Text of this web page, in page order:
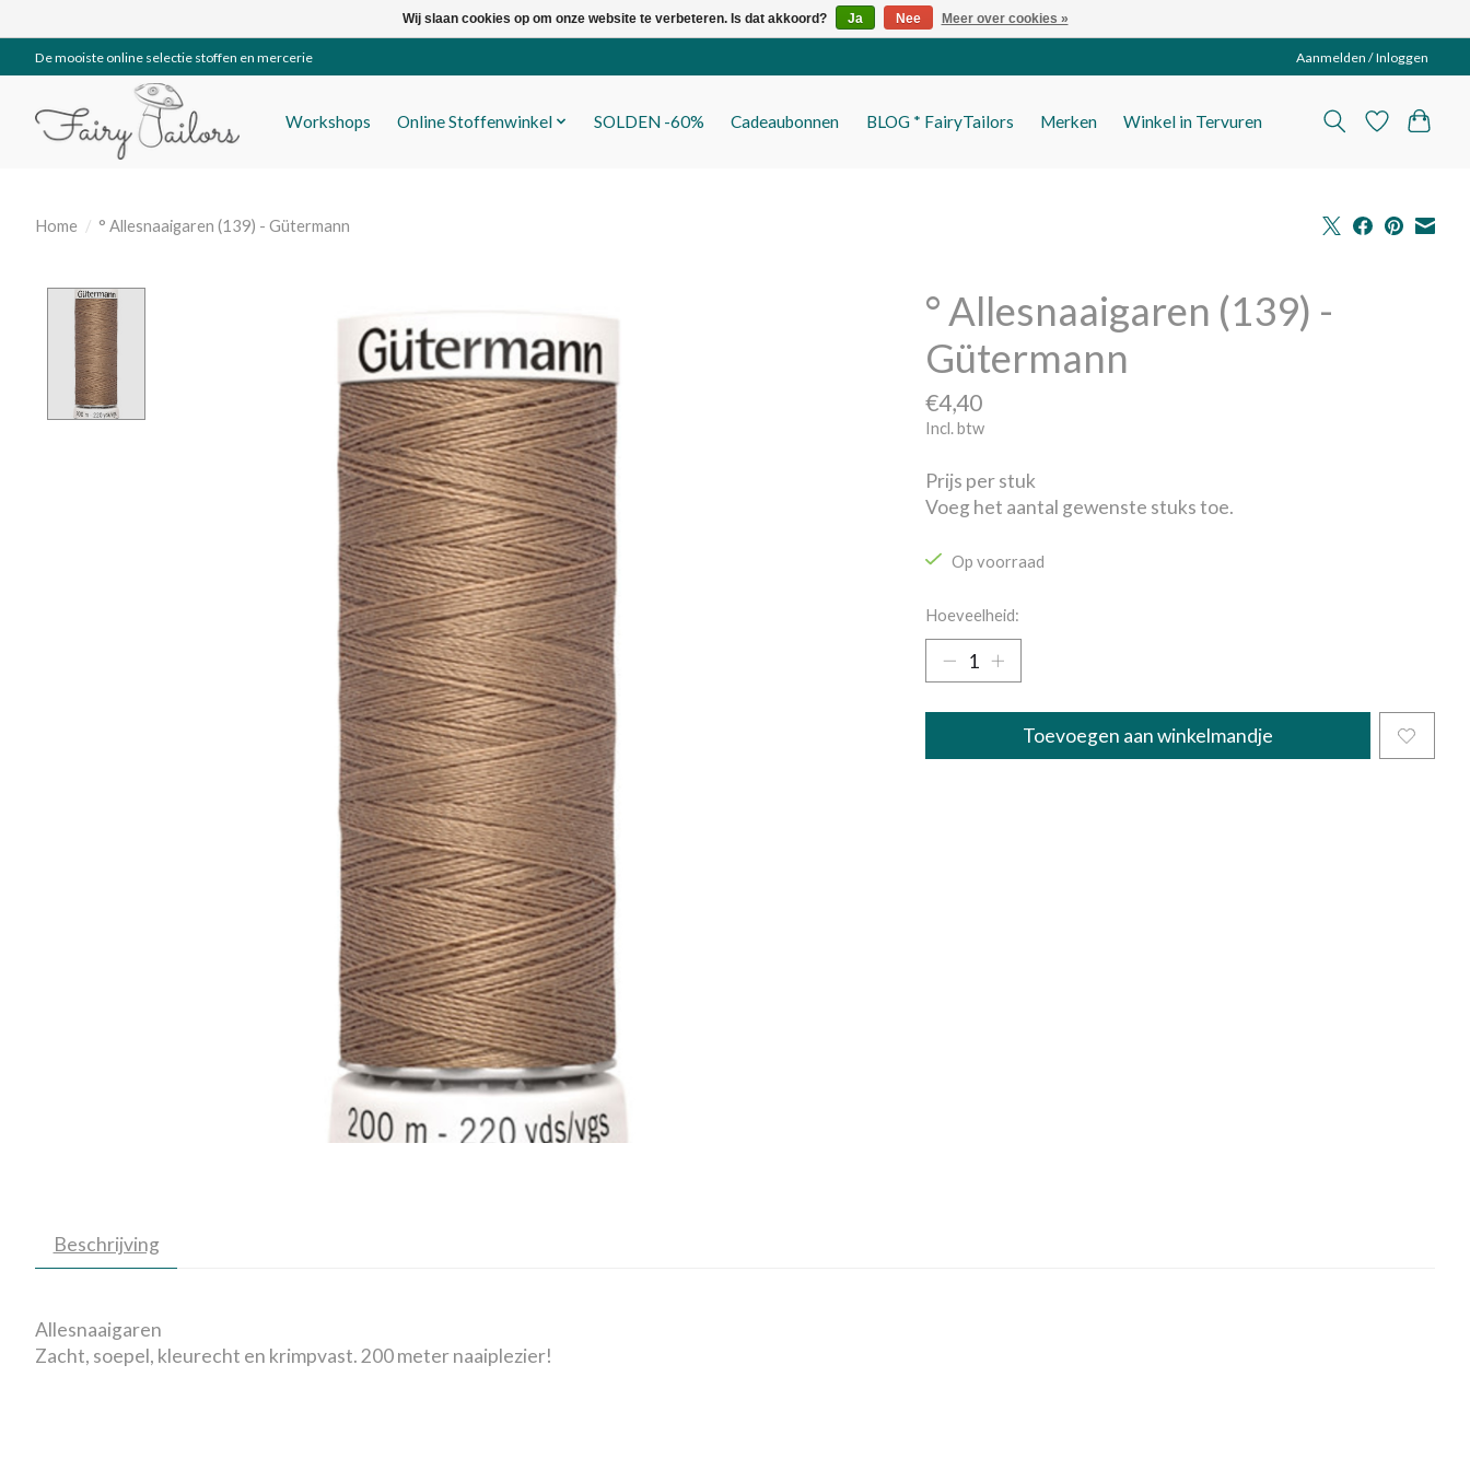
De mooiste online selectie stoffen en mercerie Aanmelden / Inloggen
Workshops Online Stoffenwinkel SOLDEN -60% Cadeaubonnen BLOG * FairyTailors Merken Winkel in Tervuren
Home / ° Allesnaaigaren (139) - Gütermann
° Allesnaaigaren (139) -
Gütermann
€4,40
Incl. btw
Prijs per stuk
Voeg het aantal gewenste stuks toe.
Op voorraad
Hoeveelheid:
Toevoegen aan winkelmandje
Beschrijving
Allesnaaigaren
Zacht, soepel, kleurecht en krimpvast. 200 meter naaiplezier!
Wij slaan cookies op om onze website te verbeteren. Is dat akkoord? Ja Nee Meer over cookies »